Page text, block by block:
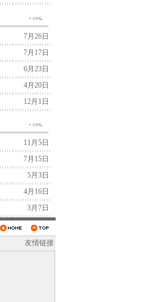
7月26日
7月17日
6月23日
4月20日
12月1日
11月5日
7月15日
5月3日
4月16日
3月7日
友情链接